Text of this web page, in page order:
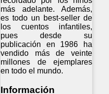
más adelante. Además,
es todo un best-seller de
los cuentos infantiles,
pues desde su
publicación en 1986 ha
vendido más de veinte
millones de ejemplares
en todo el mundo.
Información